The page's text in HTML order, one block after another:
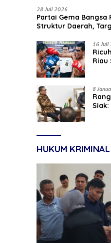
28 Juli 2026
Partai Gema Bangsa
Struktur Daerah,
16 Juli
Riau
8
Siak:
HUKUM KRIMINAL